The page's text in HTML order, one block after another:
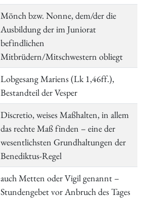
Mönch bzw. Nonne, dem/der die
Ausbildung der im Juniorat
befindlichen
Mitbrüdern/Mitschwestern obliegt
Lobgesang Mariens (Lk 1,46ff.),
Bestandteil der Vesper
Discretio, weises Maßhalten, in allem
das rechte Maß finden – eine der
wesentlichsten Grundhaltungen der
Benediktus-Regel
auch Metten oder Vigil genannt –
Stundengebet vor Anbruch des Tages